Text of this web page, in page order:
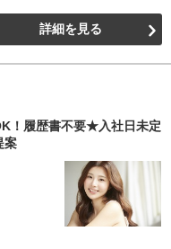
詳細を見る
！履歴書不要★入社日未定
案